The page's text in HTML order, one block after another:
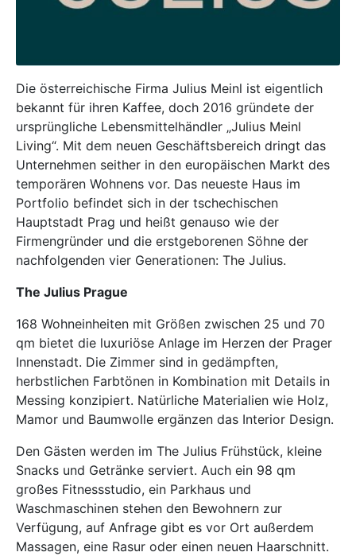
Die österreichische Firma Julius Meinl ist eigentlich
bekannt für ihren Kaffee, doch 2016 gründete der
ursprüngliche Lebensmittelhändler „Julius Meinl
Living“. Mit dem neuen Geschäftsbereich dringt das
Unternehmen seither in den europäischen Markt des
temporären Wohnens vor. Das neueste Haus im
Portfolio befindet sich in der tschechischen
Hauptstadt Prag und heißt genauso wie der
Firmengründer und die erstgeborenen Söhne der
nachfolgenden vier Generationen: The Julius.
The Julius Prague
168 Wohneinheiten mit Größen zwischen 25 und 70
qm bietet die luxuriöse Anlage im Herzen der Prager
Innenstadt. Die Zimmer sind in gedämpften,
herbstlichen Farbtönen in Kombination mit Details in
Messing konzipiert. Natürliche Materialien wie Holz,
Mamor und Baumwolle ergänzen das Interior Design.
Den Gästen werden im The Julius Frühstück, kleine
Snacks und Getränke serviert. Auch ein 98 qm
großes Fitnessstudio, ein Parkhaus und
Waschmaschinen stehen den Bewohnern zur
Verfügung, auf Anfrage gibt es vor Ort außerdem
Massagen, eine Rasur oder einen neuen Haarschnitt.